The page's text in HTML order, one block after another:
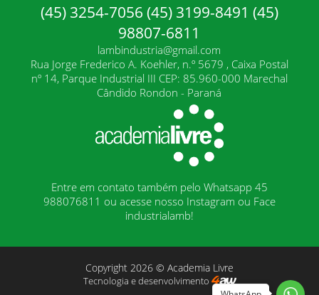
(45) 3254-7056 (45) 3199-8491 (45)
98807-6811
lambindustria@gmail.com
Rua Jorge Frederico A. Koehler, n.º 5679 , Caixa Postal
nº 14, Parque Industrial III CEP: 85.960-000 Marechal
Cândido Rondon - Paraná
Entre em contato também pelo Whatsapp 45
988076811 ou acesse nosso Instagram ou Face
industrialamb!
Copyright 2026 © Academia Livre
Tecnologia e desenvolvimento